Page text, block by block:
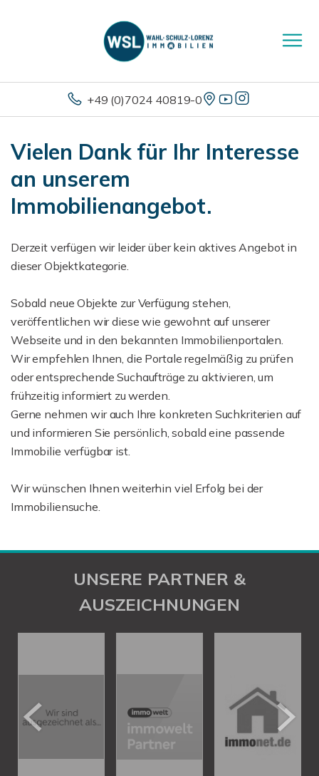
+49 (0)7024 40819-0
Vielen Dank für Ihr Interesse
an unserem
Immobilienangebot.
Derzeit verfügen wir leider über kein aktives Angebot in
dieser Objektkategorie.
Sobald neue Objekte zur Verfügung stehen,
veröffentlichen wir diese wie gewohnt auf unserer
Webseite und in den bekannten Immobilienportalen.
Wir empfehlen Ihnen, die Portale regelmäßig zu prüfen
oder entsprechende Suchaufträge zu aktivieren, um
frühzeitig informiert zu werden.
Gerne nehmen wir auch Ihre konkreten Suchkriterien auf
und informieren Sie persönlich, sobald eine passende
Immobilie verfügbar ist.
Wir wünschen Ihnen weiterhin viel Erfolg bei der
Immobiliensuche.
UNSERE PARTNER &
AUSZEICHNUNGEN